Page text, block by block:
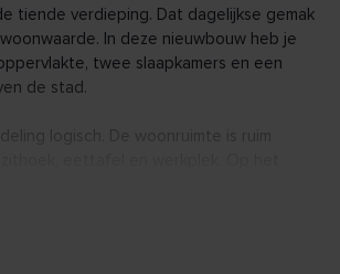
tiende verdieping. Dat dagelijkse gemak
In deze nieuwbouw heb je
twee slaapkamers en een
de stad.
logisch. De woonruimte is ruim
middag en avond, fijn voor een rustig